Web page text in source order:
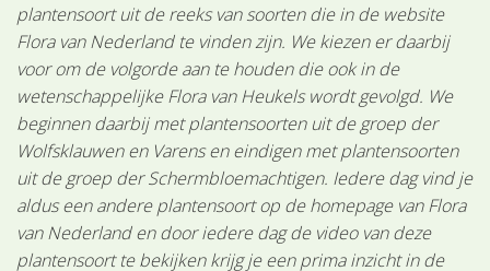
plantensoort uit de reeks van soorten die in de website
Flora van Nederland te vinden zijn. We kiezen er daarbij
voor om de volgorde aan te houden die ook in de
wetenschappelijke Flora van Heukels wordt gevolgd. We
beginnen daarbij met plantensoorten uit de groep der
Wolfsklauwen en Varens en eindigen met plantensoorten
uit de groep der Schermbloemachtigen. Iedere dag vind je
aldus een andere plantensoort op de homepage van Flora
van Nederland en door iedere dag de video van deze
plantensoort te bekijken krijg je een prima inzicht in de